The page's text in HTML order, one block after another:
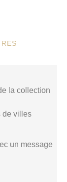
la collection
de villes
un message